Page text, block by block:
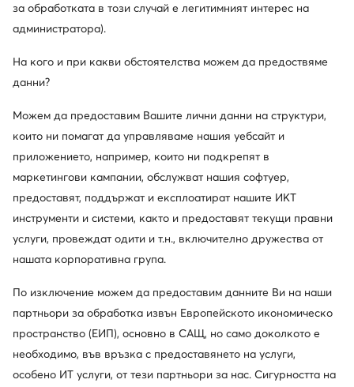
Боти тип челси · Бежов
123,22€
43,45€
MEXX
Зимни обувки · Бежов
81,80€
Guess
Зимни обувки · Бежов
105,99€
за обработката в този случай е легитимният интерес на
администратора).
На кого и при какви обстоятелства можем да предоствяме
данни?
Можем да предоставим Вашите лични данни на структури,
които ни помагат да управляваме нашия уебсайт и
приложението, например, които ни подкрепят в
маркетингови кампании, обслужват нашия софтуер,
предоставят, поддържат и експлоатират нашите ИКТ
инструменти и системи, както и предоставят текущи правни
услуги, провеждат одити и т.н., включително дружества от
нашата корпоративна група.
По изключение можем да предоставим данните Ви на наши
партньори за обработка извън Европейското икономическо
пространство (ЕИП), основно в САЩ, но само доколкото е
необходимо, във връзка с предоставянето на услуги,
особено ИТ услуги, от тези партньори за нас. Сигурността на